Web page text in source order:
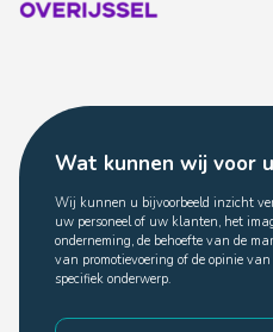
Wat kunnen wij voor
Wij kunnen u bijvoorbeeld inzicht
uw personeel of uw klanten, het
onderneming, de behoefte van de
van promotievoering of de opinie
specifiek onderwerp.